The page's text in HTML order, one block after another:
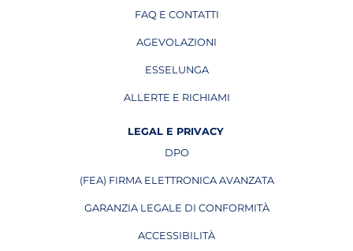
FAQ E CONTATTI
AGEVOLAZIONI
ESSELUNGA
APRE IN UNA NUOVA PAGINA
ALLERTE E RICHIAMI
APRE IN UNA NUOVA PAGINA
LEGAL E PRIVACY
DPO
APRE IN UNA NUOVA PAGINA
(FEA) FIRMA ELETTRONICA AVANZATA
APRE IN UNA NUOVA PAGINA
GARANZIA LEGALE DI CONFORMITÀ
ACCESSIBILITÀ